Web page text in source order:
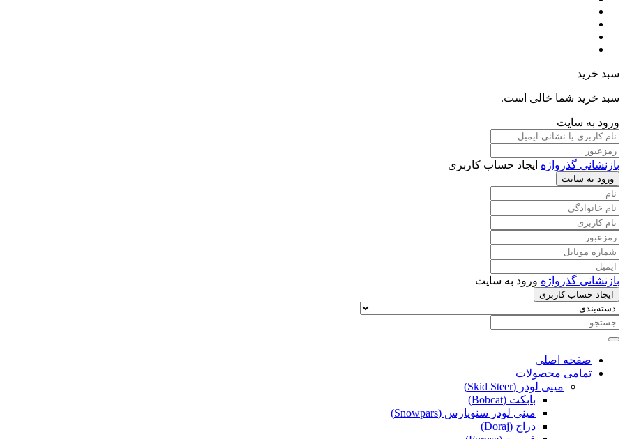
سبد خرید
سبد خرید شما خالی است.
ورود به سایت
بازنشانی گذرواژه ایجاد حساب کاربری
ورود به سایت
بازنشانی گذرواژه ورود به سایت
ایجاد حساب کاربری
صفحه اصلی
تمامی محصولات
مینی لودر (Skid Steer)
بابکت (Bobcat)
مینی لودر سنوپارس (Snowpars)
دراج (Doraj)